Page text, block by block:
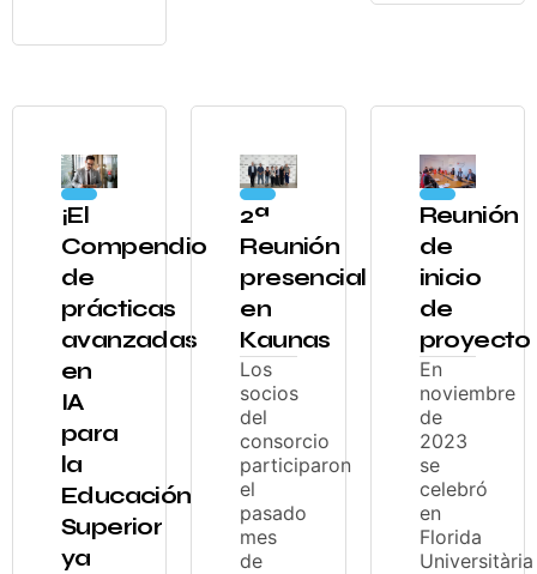
¡El
Compendio
de
prácticas
avanzadas
en
IA
para
la
Educación
Superior
ya
2ª
Reunión
presencial
en
Kaunas
Los
socios
del
consorcio
participaron
el
pasado
mes
de
Reunión
de
inicio
de
proyecto
En
noviembre
de
2023
se
celebró
en
Florida
Universitària